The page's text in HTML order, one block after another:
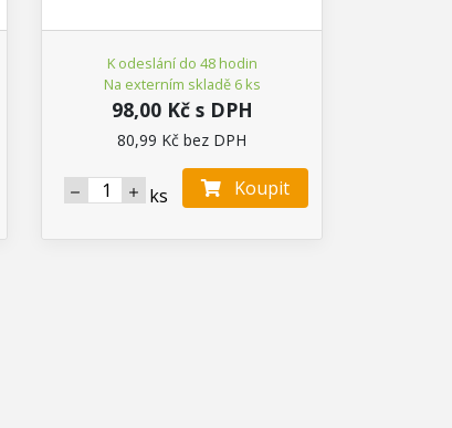
K odeslání do 48 hodin
Na externím skladě 6 ks
98,00 Kč s DPH
80,99 Kč bez DPH
ks Koupit